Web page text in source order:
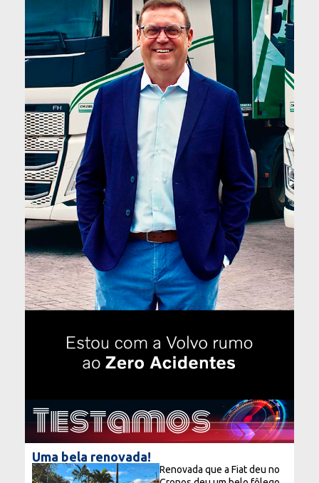
Testamos
Uma bela renovada!
Renovada que a Fiat deu no